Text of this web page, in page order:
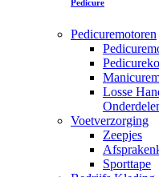
Pedicure
Pedicuremotoren
Losse
Voetverzorging
Zeepjes
Sporttape